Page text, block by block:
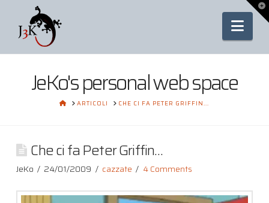
JeKo's personal web space
HOME
ARTICOLI CHE CI FA PETER GRIFFIN...
Che ci fa Peter Griffin…
JeKo 24/01/2009 cazzate 4 Comments